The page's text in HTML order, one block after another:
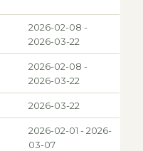
2026-02-08 -
2026-03-22
2026-02-08 -
2026-03-22
2026-03-22
2026-02-01 - 2026-
03-07